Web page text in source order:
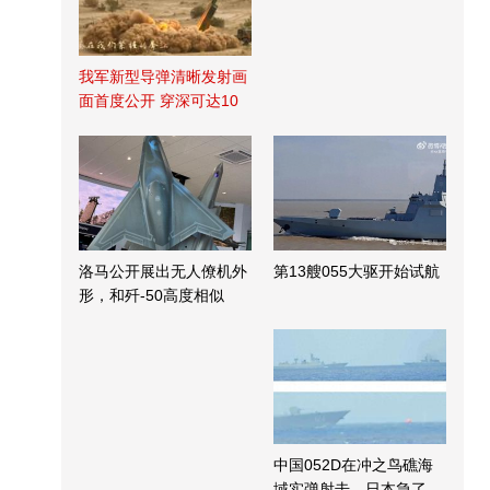
我军新型导弹清晰发射画
面首度公开 穿深可达10
洛马公开展出无人僚机外
形，和歼-50高度相似
第13艘055大驱开始试航
中国052D在冲之鸟礁海